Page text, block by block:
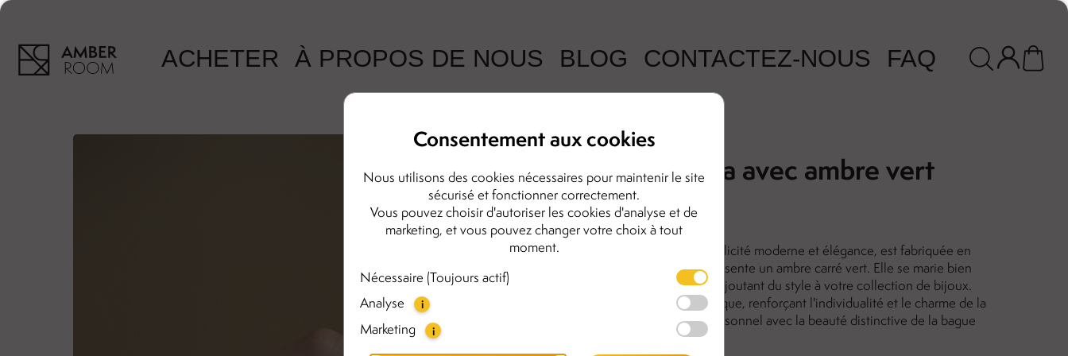
ACHETER À PROPOS DE NOUS BLOG CONTACTEZ-NOUS FAQ
Bague Cornelia avec ambre vert
998.00 kr
La bague Cornelia, alliant simplicité moderne et élégance, est fabriquée en
argent sterling plaqué or et présente un ambre carré vert. Elle se marie bien
avec toutes les bagues en or, ajoutant du style à votre collection de bijoux.
Chaque pierre d'ambre est unique, renforçant l'individualité et le charme de la
bague. Adoptez votre style personnel avec la beauté distinctive de la bague
Consentement aux cookies
Nous utilisons des cookies nécessaires pour maintenir le site
sécurisé et fonctionner correctement.
Vous pouvez choisir d'autoriser les cookies d'analyse et de
marketing, et vous pouvez changer votre choix à tout
moment.
Nécessaire (Toujours actif)
Analyse
i
Marketing i